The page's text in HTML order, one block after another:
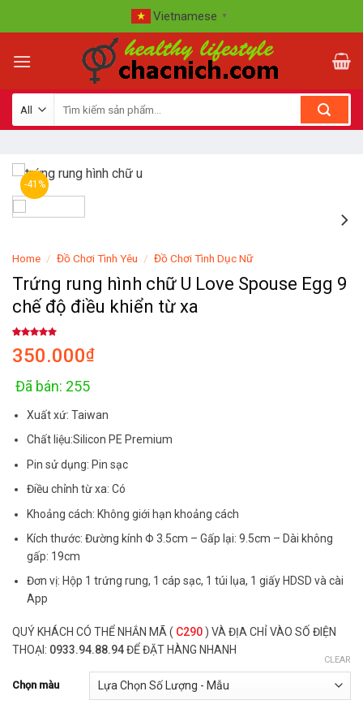
to
Vietnamese ▼
-41%
Home / Đồ Chơi Tình Yêu / Đồ Chơi Tình Dục Nữ
Trứng rung hình chữ U Love Spouse Egg 9
chế độ điều khiển từ xa
out of 5
based on
ratings
350.000₫
Đã bán: 255
Xuất xứ: Taiwan
Chất liệu:Silicon PE Premium
Pin sử dụng: Pin sạc
Điều chỉnh từ xa: Có
Khoảng cách: Không giới hạn khoảng cách
Kích thước: Đường kính Φ 3.5cm – Gấp lại: 9.5cm – Dài không
gấp: 19cm
Đơn vị: Hộp 1 trứng rung, 1 cáp sạc, 1 túi lụa, 1 giấy HDSD và cài
App
QUÝ KHÁCH CÓ THỂ NHẮN MÃ ( C290) VÀ ĐỊA CHỈ VÀO SỐ ĐIỆN
THOẠI: 0933.94.88.94ĐỂ ĐẶT HÀNG NHANH
Chọn màu
CLEAR